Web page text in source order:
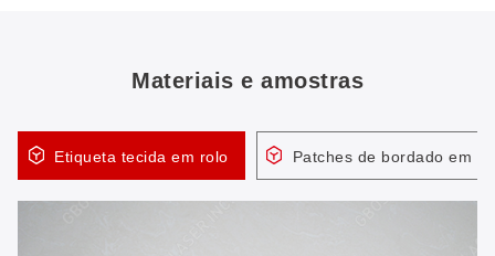
Materiais e amostras
Etiqueta tecida em rolo Patches de bordado em